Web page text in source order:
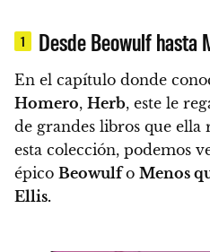
1 Desde Beowulf hasta
En el capítulo donde
Homero, Herb, este le
de grandes libros que ella
esta colección, podemos
épico Beowulfo Menos
Ellis.